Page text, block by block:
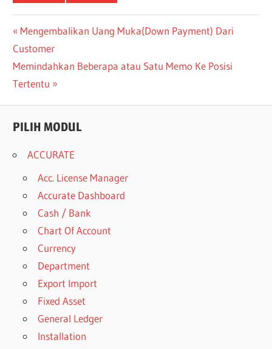
Post
navigation
Previous
Post:
Mengembalikan Uang Muka(Down Payment) Dari
Customer
Next
Post:
Memindahkan Beberapa atau Satu Memo Ke Posisi
Tertentu
PILIH MODUL
ACCURATE
Acc. License Manager
Accurate Dashboard
Cash / Bank
Chart Of Account
Currency
Department
Export Import
Fixed Asset
General Ledger
Installation